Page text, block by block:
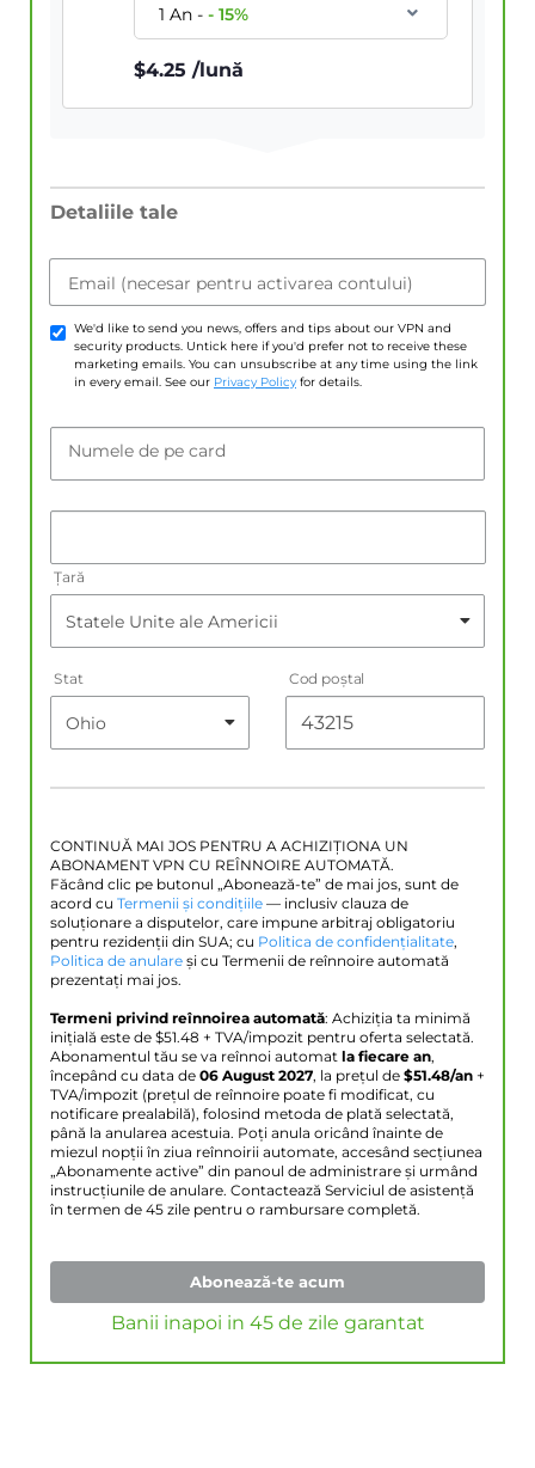
1 An--15%
$4.25 /lună
Detaliile tale
Email (necesar pentru activarea contului)
We'd like to send you news, offers and tips about our VPN and
security products. Untick here if you'd prefer not to receive these
marketing emails. You can unsubscribe at any time using the link
in every email. See our Privacy Policy for details.
Numele de pe card
Țară
Stat Cod poştal
CONTINUĂ MAI JOS PENTRU A ACHIZIȚIONA UN
ABONAMENT VPN CU REÎNNOIRE AUTOMATĂ.
Făcând clic pe butonul „Abonează-te” de mai jos, sunt de
acord cu Termenii și condițiile — inclusiv clauza de
soluționare a disputelor, care impune arbitraj obligatoriu
pentru rezidenții din SUA; cu Politica de confidențialitate,
Politica de anulare și cu Termenii de reînnoire automată
prezentați mai jos.
Termeni privind reînnoirea automată: Achiziția ta minimă
inițială este de $51.48 + TVA/impozit pentru oferta selectată.
Abonamentul tău se va reînnoi automat la fiecare an,
începând cu data de 06 August 2027, la prețul de $51.48/an +
TVA/impozit (prețul de reînnoire poate fi modificat, cu
notificare prealabilă), folosind metoda de plată selectată,
până la anularea acestuia. Poți anula oricând înainte de
miezul nopții în ziua reînnoirii automate, accesând secțiunea
„Abonamente active” din panoul de administrare și urmând
instrucțiunile de anulare. Contactează Serviciul de asistență
în termen de 45 zile pentru o rambursare completă.
Abonează-te acum
Banii inapoi in 45 de zile garantat